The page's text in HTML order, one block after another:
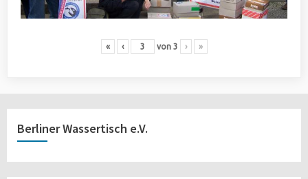
« ‹ von 3 › »
Berliner Wassertisch e.V.